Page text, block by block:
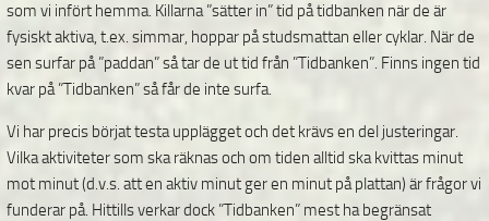
som vi infört hemma. Killarna ”sätter in” tid på tidbanken när de är
fysiskt aktiva, t.ex. simmar, hoppar på studsmattan eller cyklar. När de
sen surfar på ”paddan” så tar de ut tid från ”Tidbanken”. Finns ingen tid
kvar på ”Tidbanken” så får de inte surfa.
Vi har precis börjat testa upplägget och det krävs en del justeringar.
Vilka aktiviteter som ska räknas och om tiden alltid ska kvittas minut
mot minut (d.v.s. att en aktiv minut ger en minut på plattan) är frågor vi
funderar på. Hittills verkar dock ”Tidbanken” mest ha begränsat